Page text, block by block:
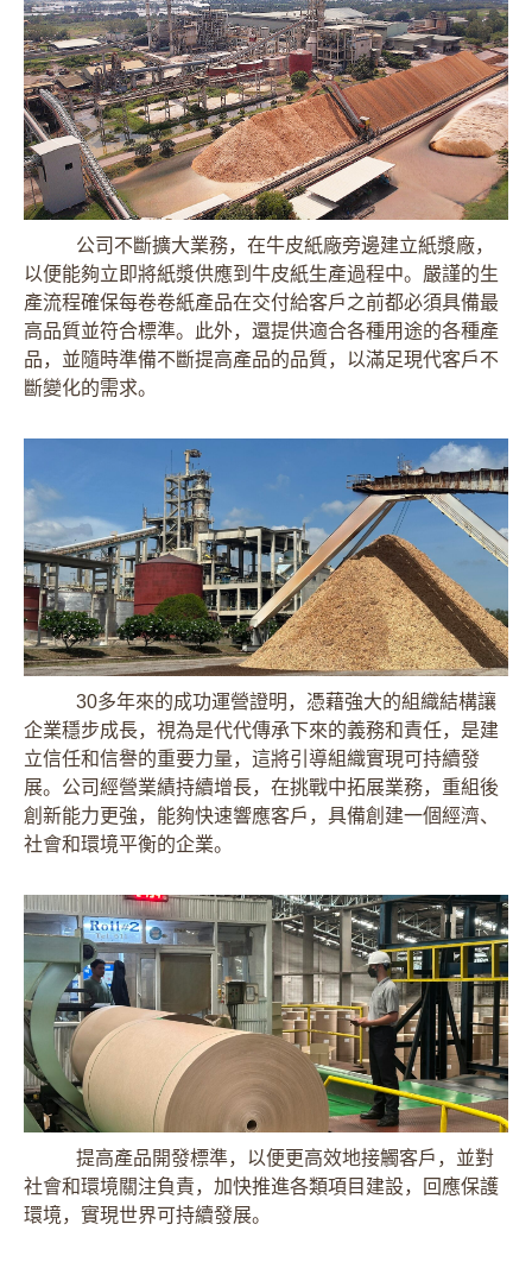
公司不斷擴大業務，在牛皮紙廠旁邊建立紙漿廠，
以便能夠立即將紙漿供應到牛皮紙生產過程中。嚴謹的生
產流程確保每卷卷紙產品在交付給客戶之前都必須具備最
高品質並符合標準。此外，還提供適合各種用途的各種產
品，並隨時準備不斷提高產品的品質，以滿足現代客戶不
斷變化的需求。
30多年來的成功運營證明，憑藉強大的組織結構讓
企業穩步成長，視為是代代傳承下來的義務和責任，是建
立信任和信譽的重要力量，這將引導組織實現可持續發
展。公司經營業績持續增長，在挑戰中拓展業務，重組後
創新能力更強，能夠快速響應客戶，具備創建一個經濟、
社會和環境平衡的企業。
提高產品開發標準，以便更高效地接觸客戶，並對
社會和環境關注負責，加快推進各類項目建設，回應保護
環境，實現世界可持續發展。